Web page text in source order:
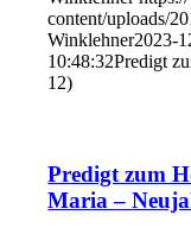
content/uploads/
Winklehner2023-
10:48:32Predigt
12)
Predigt zum
Maria –